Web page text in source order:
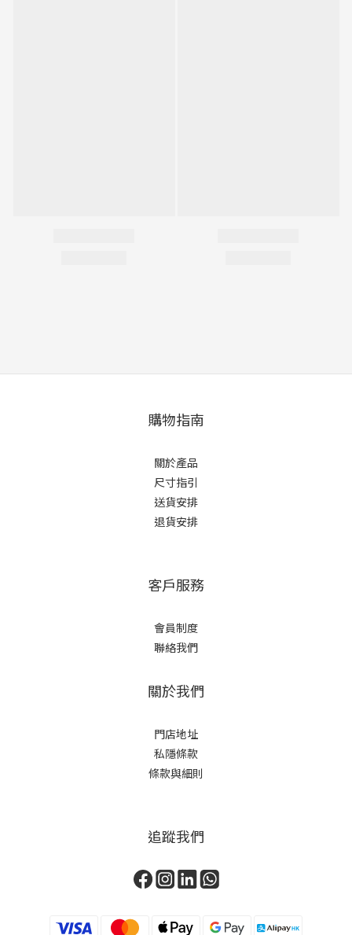
購物指南
關於產品
尺寸指引
送貨安排
退貨安排
客戶服務
會員制度
聯絡我們
關於我們
門店地址
私隱條款
條款與細則
追蹤我們